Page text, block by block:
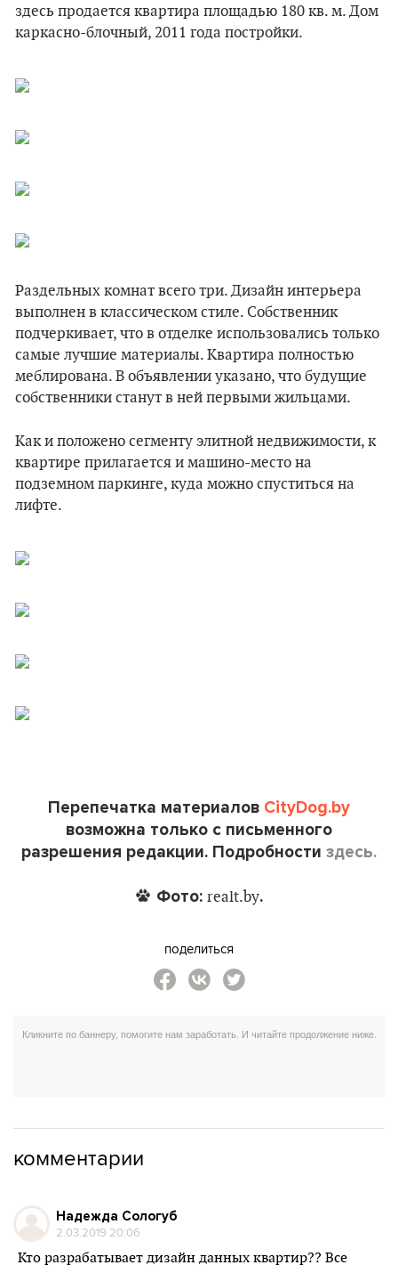
здесь продается квартира площадью 180 кв. м. Дом
каркасно-блочный, 2011 года постройки.
Раздельных комнат всего три. Дизайн интерьера
выполнен в классическом стиле. Собственник
подчеркивает, что в отделке использовались только
самые лучшие материалы. Квартира полностью
меблирована. В объявлении указано, что будущие
собственники станут в ней первыми жильцами.
Как и положено сегменту элитной недвижимости, к
квартире прилагается и машино-место на
подземном паркинге, куда можно спуститься на
лифте.
Перепечатка материалов CityDog.by
возможна только с письменного
разрешения редакции. Подробности здесь.
Фото: realt.by.
поделиться
комментарии
Надежда Сологуб
2.03.2019 20:06
Кто разрабатывает дизайн данных квартир?? Все